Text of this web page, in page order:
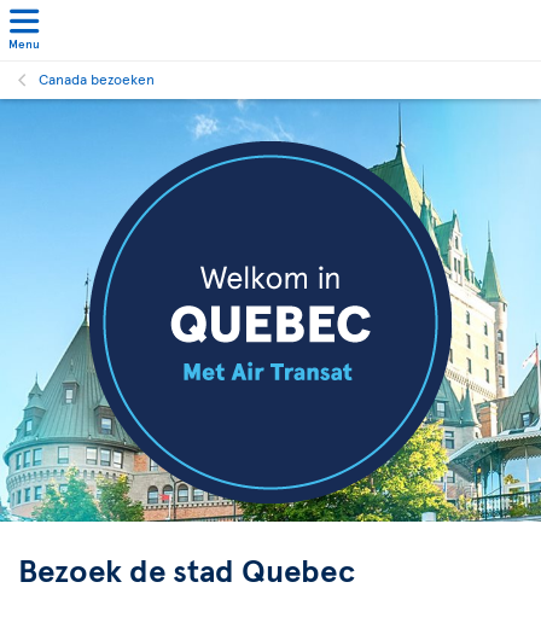
Menu
Canada bezoeken
Bezoek de stad Quebec